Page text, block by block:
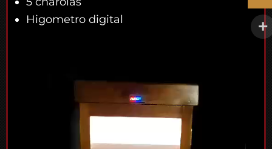
Higometro digital